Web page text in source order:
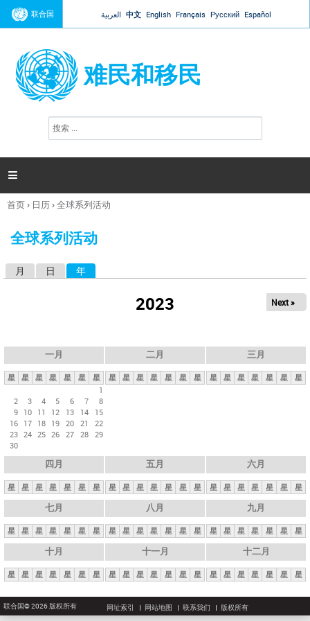
Jump to navigation
联合国 العربية 中文 English Français Русский Español
难民和移民
搜
索

你
这
首页› 日历›全球系列活动
全球系列活动
月 日 年
2023 Next »
一月
星 星 星 星 星 星
星
1
2
3 4 5 6 7
8
9 10 11 12 13 14
15
16 17 18 19 20 21
22
23 24 25 26 27 28 29
30
二月
星 星 星 星 星 星 星
三月
星 星 星 星 星 星 星
四月
星 星 星 星 星 星 星
五月
星 星 星 星 星 星 星
六月
星 星 星 星 星 星 星
七月
星 星 星 星 星 星 星
八月
星 星 星 星 星 星 星
九月
星 星 星 星 星 星 星
十月
星 星 星 星 星 星 星
十一月
星 星 星 星 星 星 星
十二月
星 星 星 星 星 星 星
联合国© 2026 版权所有 网址索引 网站地图 联系我们 版权所有